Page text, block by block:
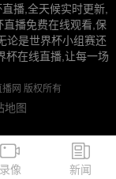
播,全天候实时更新,
播免费在线观看,保
论是世界杯小组赛还
杯在线直播,让每一场
网 版权所有
地图
录像 新闻